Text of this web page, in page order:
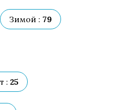
Зимой : 79
: 25